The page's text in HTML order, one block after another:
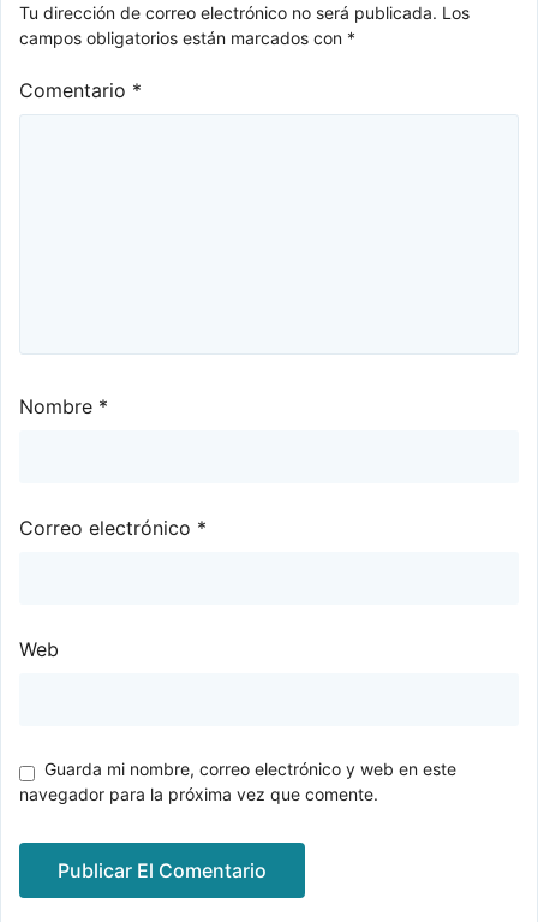
Tu dirección de correo electrónico no será publicada. Los
campos obligatorios están marcados con *
Comentario *
Nombre *
Correo electrónico *
Web
Guarda mi nombre, correo electrónico y web en este
navegador para la próxima vez que comente.